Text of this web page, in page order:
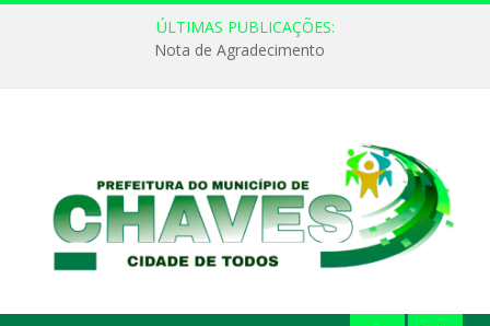
ÚLTIMAS PUBLICAÇÕES:
Nota de Agradecimento